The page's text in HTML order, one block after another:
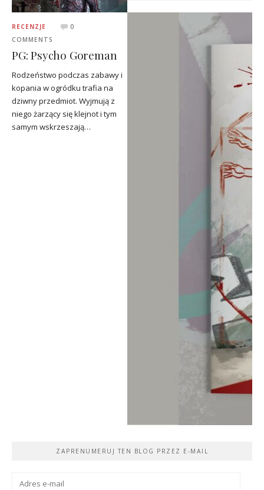
RECENZJE
0
COMMENTS
PG: Psycho Goreman
Rodzeństwo podczas zabawy i
kopania w ogródku trafia na
dziwny przedmiot. Wyjmują z
niego żarzący się klejnot i tym
samym wskrzeszają…
ZAPRENUMERUJ TEN BLOG PRZEZ E-MAIL
Adres